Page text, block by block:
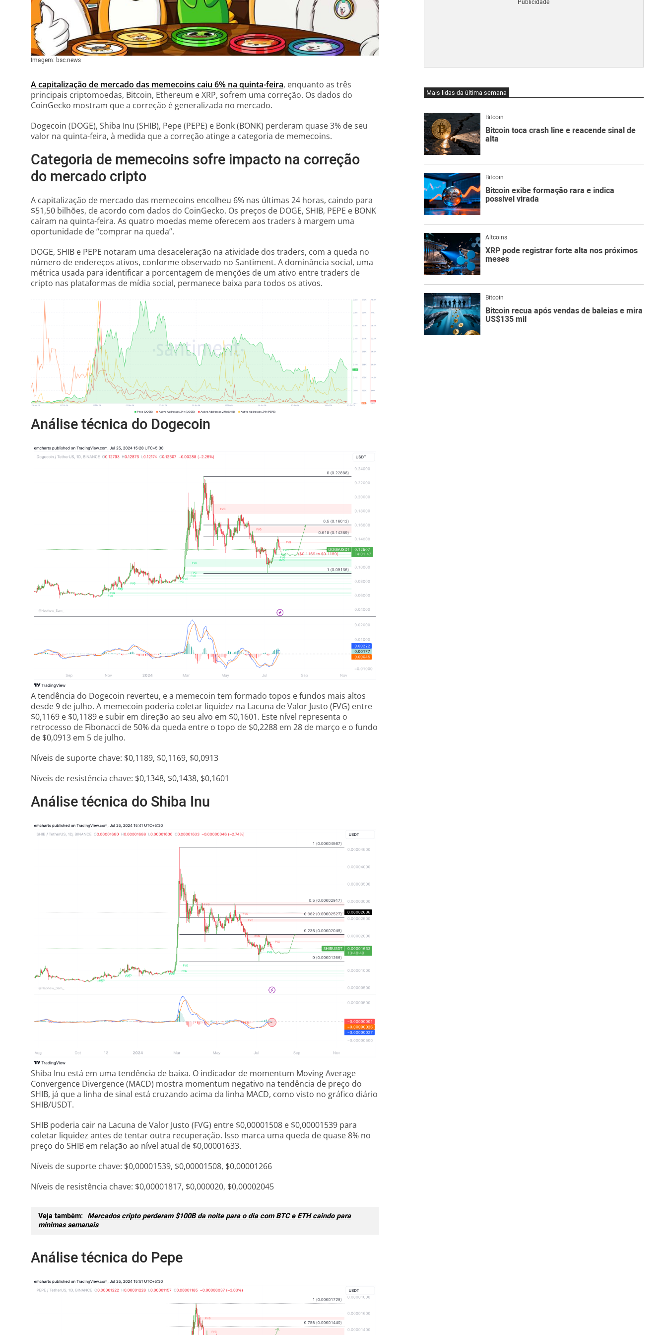
Imagem: bsc.news
A capitalização de mercado das memecoins caiu 6% na quinta-feira, enquanto as três
principais criptomoedas, Bitcoin, Ethereum e XRP, sofrem uma correção. Os dados do
CoinGecko mostram que a correção é generalizada no mercado.
Dogecoin (DOGE), Shiba Inu (SHIB), Pepe (PEPE) e Bonk (BONK) perderam quase 3% de seu
valor na quinta-feira, à medida que a correção atinge a categoria de memecoins.
Categoria de memecoins sofre impacto na correção
do mercado cripto
A capitalização de mercado das memecoins encolheu 6% nas últimas 24 horas, caindo para
$51,50 bilhões, de acordo com dados do CoinGecko. Os preços de DOGE, SHIB, PEPE e BONK
caíram na quinta-feira. As quatro moedas meme oferecem aos traders à margem uma
oportunidade de “comprar na queda”.
DOGE, SHIB e PEPE notaram uma desaceleração na atividade dos traders, com a queda no
número de endereços ativos, conforme observado no Santiment. A dominância social, uma
métrica usada para identificar a porcentagem de menções de um ativo entre traders de
cripto nas plataformas de mídia social, permanece baixa para todos os ativos.
Análise técnica do Dogecoin
A tendência do Dogecoin reverteu, e a memecoin tem formado topos e fundos mais altos
desde 9 de julho. A memecoin poderia coletar liquidez na Lacuna de Valor Justo (FVG) entre
$0,1169 e $0,1189 e subir em direção ao seu alvo em $0,1601. Este nível representa o
retrocesso de Fibonacci de 50% da queda entre o topo de $0,2288 em 28 de março e o fundo
de $0,0913 em 5 de julho.
Níveis de suporte chave: $0,1189, $0,1169, $0,0913
Níveis de resistência chave: $0,1348, $0,1438, $0,1601
Análise técnica do Shiba Inu
Shiba Inu está em uma tendência de baixa. O indicador de momentum Moving Average
Convergence Divergence (MACD) mostra momentum negativo na tendência de preço do
SHIB, já que a linha de sinal está cruzando acima da linha MACD, como visto no gráfico diário
SHIB/USDT.
SHIB poderia cair na Lacuna de Valor Justo (FVG) entre $0,00001508 e $0,00001539 para
coletar liquidez antes de tentar outra recuperação. Isso marca uma queda de quase 8% no
preço do SHIB em relação ao nível atual de $0,00001633.
Níveis de suporte chave: $0,00001539, $0,00001508, $0,00001266
Níveis de resistência chave: $0,00001817, $0,000020, $0,00002045
Veja também: Mercados cripto perderam $100B da noite para o dia com BTC e ETH caindo para
mínimas semanais
Análise técnica do Pepe
Mais lidas da última semana
Bitcoin
Bitcoin toca crash line e reacende sinal de
alta
Bitcoin
Bitcoin exibe formação rara e indica
possível virada
Altcoins
XRP pode registrar forte alta nos próximos
meses
Bitcoin
Bitcoin recua após vendas de baleias e mira
US$135 mil